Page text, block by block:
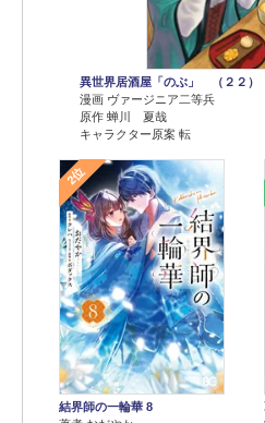
異世界居酒屋「のぶ」 （２２）
漫画 ヴァージニア二等兵
原作 蝉川 夏哉
キャラクター原案 転
2位
結界師の一輪華 8